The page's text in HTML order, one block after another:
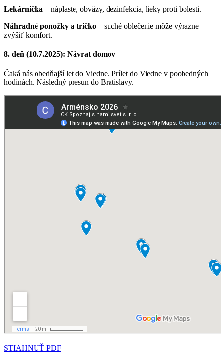
Lekárnička – náplaste, obväzy, dezinfekcia, lieky proti bolesti.
Náhradné ponožky a tričko – suché oblečenie môže výrazne
zvýšiť komfort.
8. deň (10.7.2025): Návrat domov
Čaká nás obedňajší let do Viedne. Prílet do Viedne v poobedných
hodinách. Následný presun do Bratislavy.
STIAHNUŤ PDF